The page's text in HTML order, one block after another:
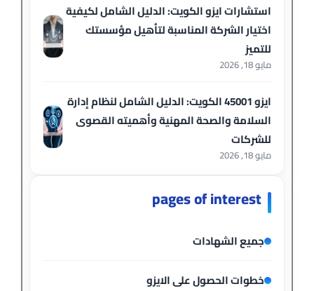
استشارات ايزو الكويت: الدليل الشامل لكيفية
اختيار الشركة المناسبة لتأهيل مؤسستك
للتميز
مايو 18, 2026
ايزو 45001 الكويت: الدليل الشامل لنظام إدارة
السلامة والصحة المهنية وأهميته القصوى
للشركات
مايو 18, 2026
pages of interest
جميع الشهادات
خطوات الحصول على الايزو